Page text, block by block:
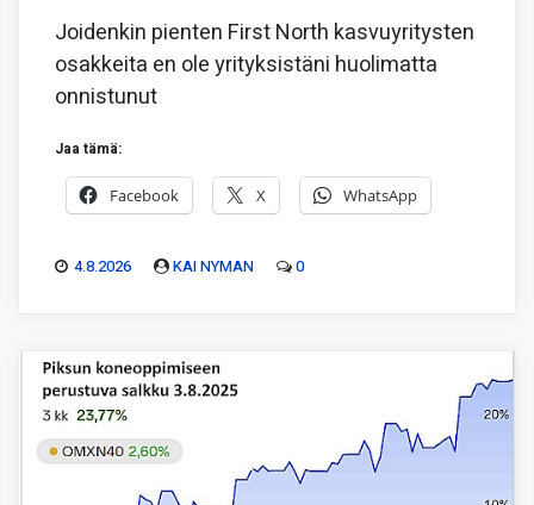
Joidenkin pienten First North kasvuyritysten
osakkeita en ole yrityksistäni huolimatta
onnistunut
Jaa tämä:
Facebook X WhatsApp
4.8.2026 KAI NYMAN 0